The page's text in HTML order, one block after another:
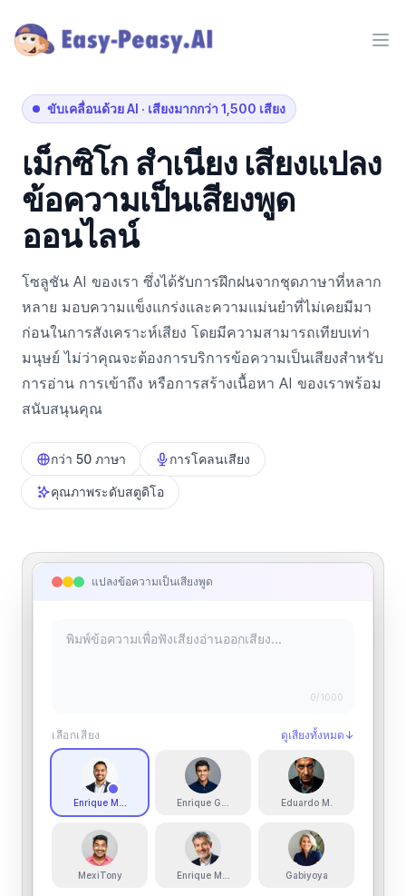
ขับเคลื่อนด้วย AI · เสียงมากกว่า 1,500 เสียง
เม็กซิโก สำเนียง เสียงแปลง
ข้อความเป็นเสียงพูด
ออนไลน์
โซลูชัน AI ของเรา ซึ่งได้รับการฝึกฝนจากชุดภาษาที่หลาก
หลาย มอบความแข็งแกร่งและความแม่นยำที่ไม่เคยมีมา
ก่อนในการสังเคราะห์เสียง โดยมีความสามารถเทียบเท่า
มนุษย์ ไม่ว่าคุณจะต้องการบริการข้อความเป็นเสียงสำหรับ
การอ่าน การเข้าถึง หรือการสร้างเนื้อหา AI ของเราพร้อม
สนับสนุนคุณ
กว่า 50 ภาษา การโคลนเสียง
คุณภาพระดับสตูดิโอ
แปลงข้อความเป็นเสียงพูด
0/1000
เลือกเสียง ดูเสียงทั้งหมด ↓
Enrique Mondragón Enrique González Eduardo M.
MexiTony Enrique M. Nieto Gabiyoya